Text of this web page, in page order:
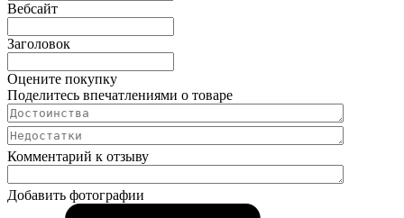
Вебсайт
Заголовок
Оцените покупку
Поделитесь впечатлениями о товаре
Комментарий к отзыву
Добавить фотографии